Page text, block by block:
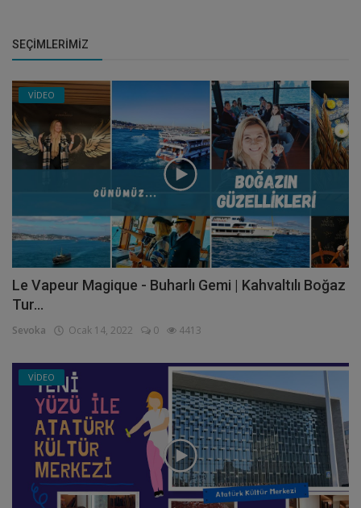
SEÇIMLERIMIZ
VİDEO
Le Vapeur Magique - Buharlı Gemi | Kahvaltılı Boğaz
Tur...
Sevoka Ocak 14, 2022 0 4413
VİDEO